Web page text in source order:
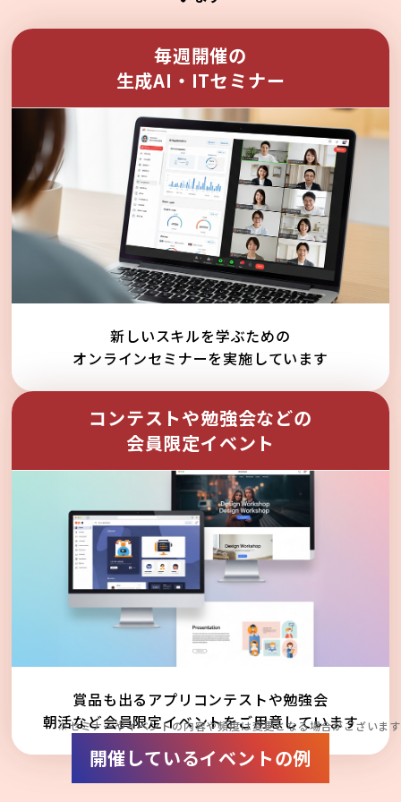
毎週開催の
生成AI・ITセミナー
新しいスキルを学ぶための
オンラインセミナーを実施しています
コンテストや勉強会などの
会員限定イベント
賞品も出るアプリコンテストや勉強会
朝活など会員限定イベントをご用意しています
※セミナーやイベントの内容や頻度は変更となる場合がございます
開催しているイベントの例